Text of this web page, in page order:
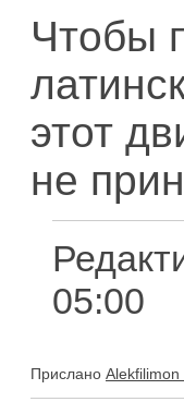
Чтобы
этот
не
05:00
Прислано Alekfilimon